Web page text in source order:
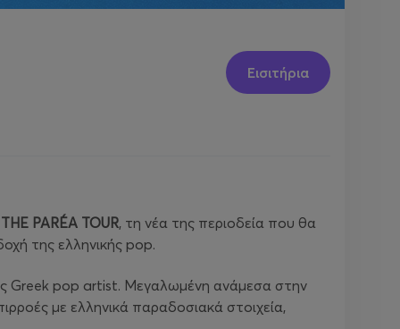
Εισιτήρια
THE PARÉA TOUR, τη νέα της περιοδεία που θα
της ελληνικής pop.
Greek pop artist. Μεγαλωμένη ανάμεσα στην
με ελληνικά παραδοσιακά στοιχεία,